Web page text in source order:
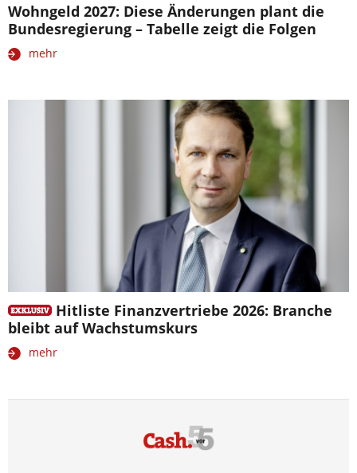
Wohngeld 2027: Diese Änderungen plant die
Bundesregierung – Tabelle zeigt die Folgen
mehr
Hitliste Finanzvertriebe 2026: Branche
bleibt auf Wachstumskurs
mehr